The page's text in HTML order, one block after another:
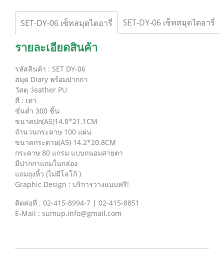
SET-DY-06 เซ็ทสมุดไดอารี่ SET-DY-06 เซ็ทสมุดไดอารี่
รายละเอียดสินค้า
รหัสสินค้า : SET DY-06
สมุด Diary พร้อมปากกา
วัสดุ :leather PU
สี : เทา
ขั่นต่ำ 300 ชิ้น
ขนาดปก(A5)14.8*21.1CM
จำนวนกระดาษ 100 แผ่น
ขนาดกระดาษ(A5) 14.2*20.8CM
กระดาษ 80 แกรม แบบถนอมสายตา
มีปากกาแถมในกล่อง
แถมถุงหิ้ว (ไม่มีโลโก้ )
Graphic Design : บริการวางแบบฟรี!
ติดต่อที่ : 02-415-8994-7 | 02-415-8851
E-Mail : sumup.info@gmail.com